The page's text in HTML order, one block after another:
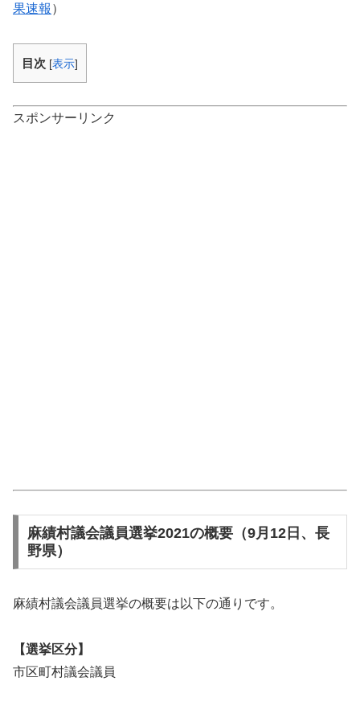
果速報 ）
目次 [表示]
スポンサーリンク
麻績村議会議員選挙2021の概要（9月12日、長
野県）
麻績村議会議員選挙の概要は以下の通りです。
【選挙区分】
市区町村議会議員